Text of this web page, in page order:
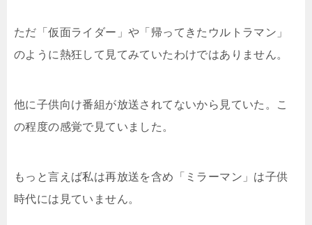
ただ「仮面ライダー」や「帰ってきたウルトラマン」
のように熱狂して見てみていたわけではありません。
他に子供向け番組が放送されてないから見ていた。こ
の程度の感覚で見ていました。
もっと言えば私は再放送を含め「ミラーマン」は子供
時代には見ていません。